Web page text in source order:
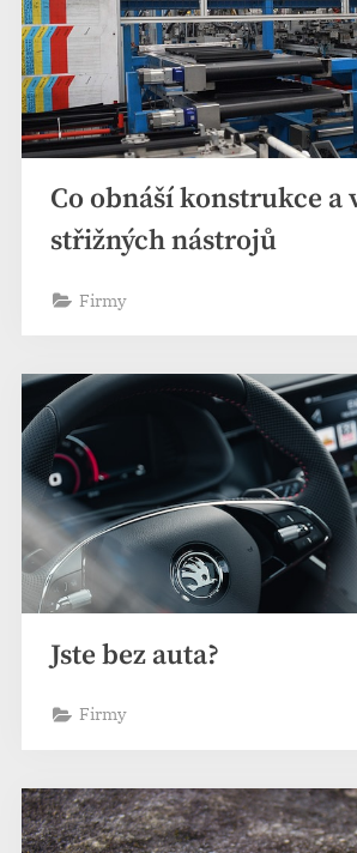
Co obnáší konstrukce a
střižných nástrojů
Firmy
Jste bez auta?
Firmy